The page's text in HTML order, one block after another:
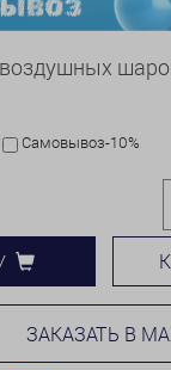
Самовывоз-10%
ЗАКАЗАТЬ В